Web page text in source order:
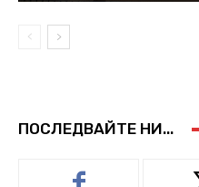
ПОСЛЕДВАЙТЕ НИ...